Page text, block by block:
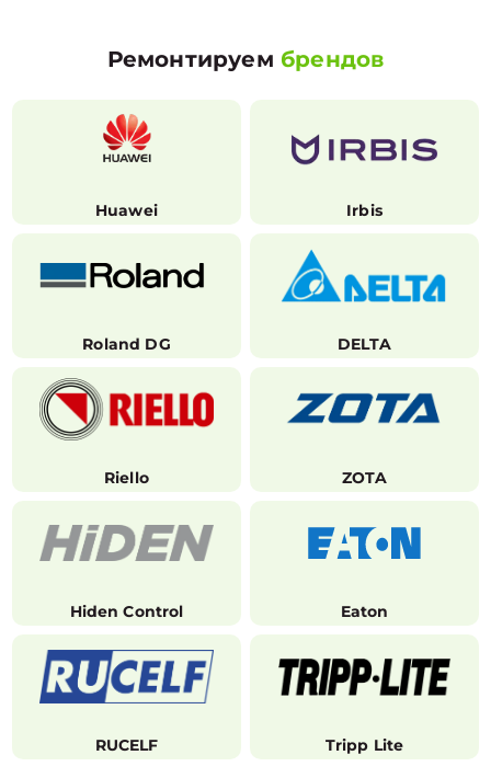
Ремонтируем брендов
Huawei Irbis
Roland DG DELTA
Riello ZOTA
Hiden Control Eaton
RUCELF Tripp Lite